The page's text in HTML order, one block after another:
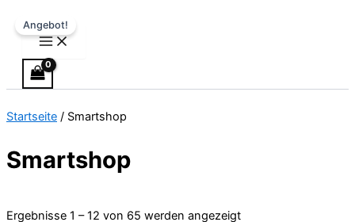
Inhalt
springen
Startseite / Smartshop
Smartshop
Ergebnisse 1 – 12 von 65 werden angezeigt
Angebot!